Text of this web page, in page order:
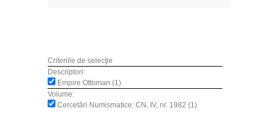
Criteriile de selecţie
Descriptori:
Empire Ottoman (1)
Volume:
Cercetări Numismatice: CN, IV, nr. 1982 (1)